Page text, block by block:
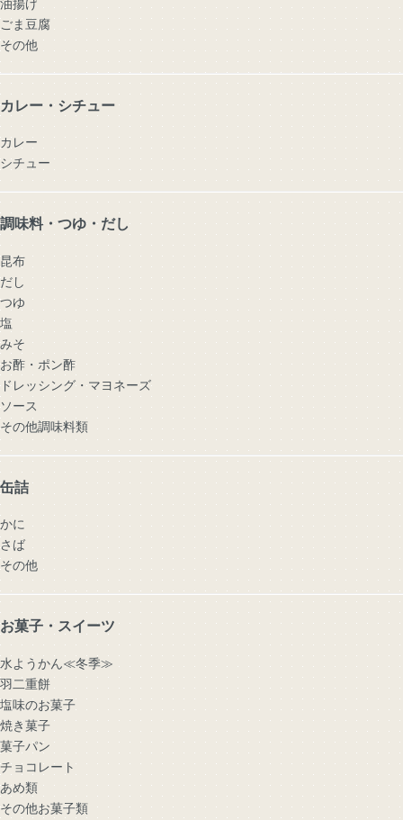
ごま豆腐
その他
カレー・シチュー
カレー
シチュー
調味料・つゆ・だし
昆布
だし
つゆ
塩
みそ
お酢・ポン酢
ドレッシング・マヨネーズ
ソース
その他調味料類
缶詰
かに
さば
その他
お菓子・スイーツ
水ようかん≪冬季≫
羽二重餅
塩味のお菓子
焼き菓子
菓子パン
チョコレート
あめ類
その他お菓子類